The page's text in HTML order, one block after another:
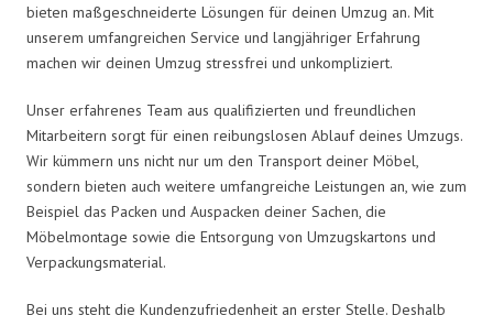
bieten maßgeschneiderte Lösungen für deinen Umzug an. Mit
unserem umfangreichen Service und langjähriger Erfahrung
machen wir deinen Umzug stressfrei und unkompliziert.
Unser erfahrenes Team aus qualifizierten und freundlichen
Mitarbeitern sorgt für einen reibungslosen Ablauf deines Umzugs.
Wir kümmern uns nicht nur um den Transport deiner Möbel,
sondern bieten auch weitere umfangreiche Leistungen an, wie zum
Beispiel das Packen und Auspacken deiner Sachen, die
Möbelmontage sowie die Entsorgung von Umzugskartons und
Verpackungsmaterial.
Bei uns steht die Kundenzufriedenheit an erster Stelle. Deshalb